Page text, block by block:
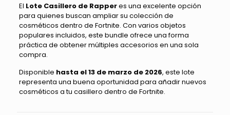
El Lote Casillero de Rapperes una excelente opción
para quienes buscan ampliar su colección de
cosméticos dentro de Fortnite. Con varios objetos
populares incluidos, este bundle ofrece una forma
práctica de obtener múltiples accesorios en una sola
compra.
Disponible hasta el 13 de marzo de 2026, este lote
representa una buena oportunidad para añadir nuevos
cosméticos a tu casillero dentro de Fortnite.